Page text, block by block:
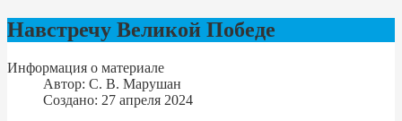
Навстречу Великой Победе
Информация о материале
Автор: С. В. Марушан
Создано: 27 апреля 2024